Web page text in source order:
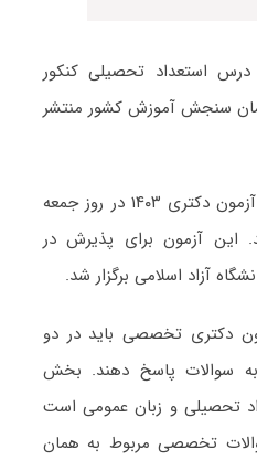
استعداد تحصیلی کنکور
توسط سازمان سنجش آموزش کشور منتشر
، آزمون دکتری ۱۴۰۳ در روز جمعه
برگزار شد. این آزمون برای پذیرش در
آزاد اسلامی برگزار شد.
دکتری تخصصی باید در دو
پاسخ دهند. بخش
تحصیلی و زبان عمومی است
تخصصی مربوط به همان